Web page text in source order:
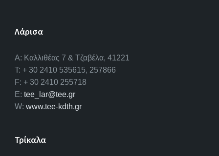
Λάρισα
A: Καλλιθέας 7 & Τζαβέλα, 41221
T: + 30 2410 535615, 257866
F: + 30 2410 255718
E: tee_lar@tee.gr
W: www.tee-kdth.gr
Τρίκαλα